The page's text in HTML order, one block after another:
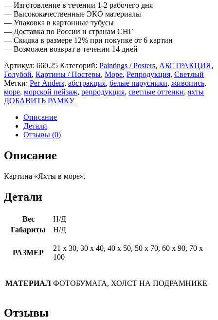
— Изготовление в течении 1-2 рабочего дня
— Высококачественные ЭКО материалы
— Упаковка в картонные тубусы
— Доставка по России и странам СНГ
— Скидка в размере 12% при покупке от 6 картин
— Возможен возврат в течении 14 дней
Артикул: 660.25 Категорий: Paintings / Posters, АБСТРАКЦИЯ,
Голубой, Картины / Постеры, Море, Репродукция, Светлый
Метки: Per Anders, абстракция, белые парусники, живопись,
море, морской пейзаж, репродукция, светлые оттенки, яхты
ДОБАВИТЬ РАМКУ
Описание
Детали
Отзывы (0)
Описание
Картина «Яхты в море».
Детали
Вес
Н/Д
Габариты
Н/Д
РАЗМЕР
21 х 30, 30 х 40, 40 х 50, 50 х 70, 60 х 90, 70 х
100
МАТЕРИАЛ ФОТОБУМАГА, ХОЛСТ НА ПОДРАМНИКЕ
Отзывы